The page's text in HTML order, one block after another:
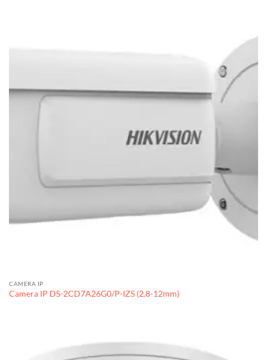
CAMERA IP
Camera IP DS-2CD7A26G0/P-IZS (2.8-12mm)